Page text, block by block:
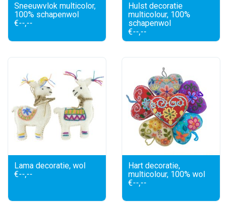
Sneeuwvlok multicolor,
100% schapenwol
€--,--
Hulst decoratie
multicolour, 100%
schapenwol
€--,--
Lama decoratie, wol
€--,--
Hart decoratie,
multicolour, 100% wol
€--,--